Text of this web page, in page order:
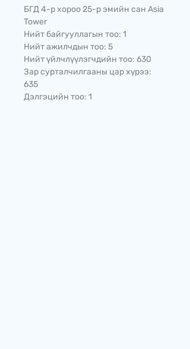
БГД 4-р хороо 25-р эмийн сан Asia
Tower
Нийт байгууллагын тоо: 1
Нийт ажилчдын тоо: 5
Нийт үйлчлүүлэгчдийн тоо: 630
Зар сурталчилгааны цар хүрээ:
635
Дэлгэцийн тоо: 1